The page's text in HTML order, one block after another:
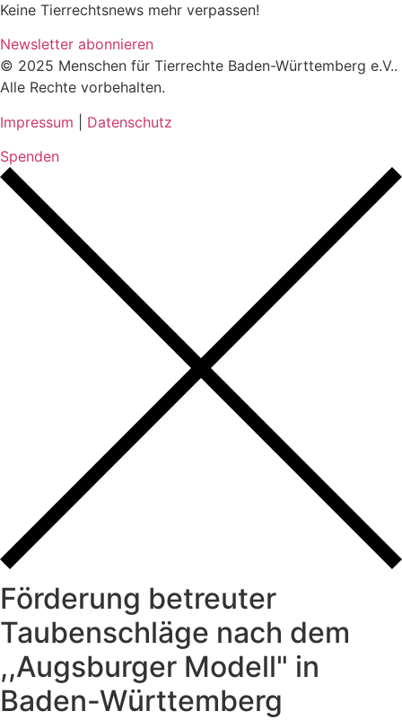
Keine Tierrechtsnews mehr verpassen!
Newsletter abonnieren
© 2025 Menschen für Tierrechte Baden-Württemberg e.V..
Alle Rechte vorbehalten.
Impressum
Datenschutz
Spenden
Förderung betreuter
Taubenschläge nach dem
,,Augsburger Modell" in
Baden-Württemberg